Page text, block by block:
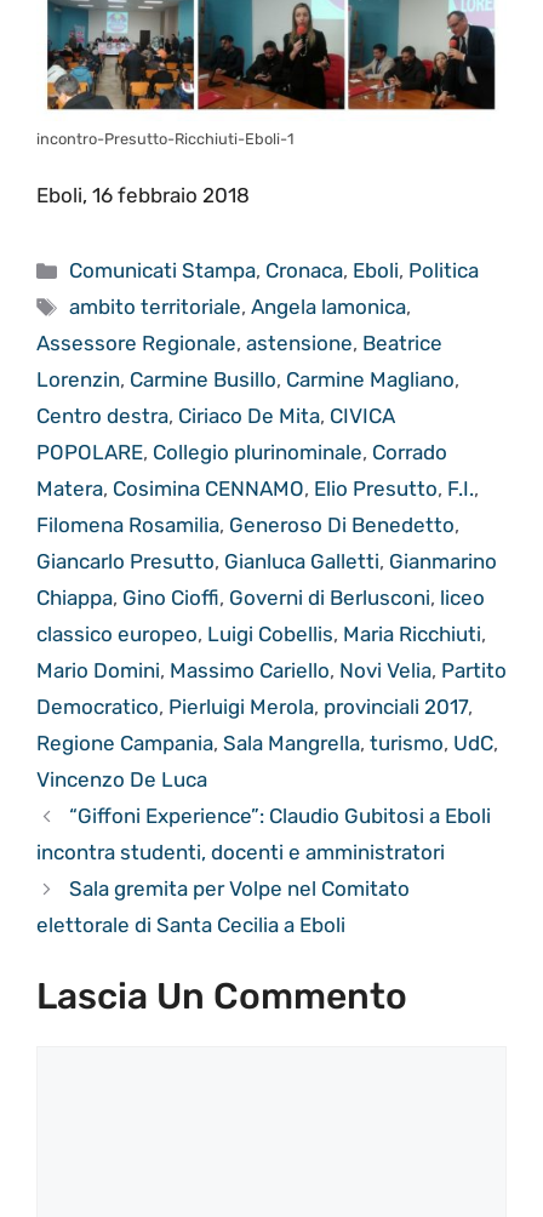
incontro-Presutto-Ricchiuti-Eboli-1
Eboli, 16 febbraio 2018
Categorie
Comunicati Stampa, Cronaca, Eboli, Politica
Tag
ambito territoriale,Angela lamonica,
Assessore Regionale, astensione, Beatrice
Lorenzin, Carmine Busillo, Carmine Magliano,
Centro destra, Ciriaco De Mita, CIVICA
POPOLARE, Collegio plurinominale, Corrado
Matera, Cosimina CENNAMO, Elio Presutto, F.I.,
Filomena Rosamilia, Generoso Di Benedetto,
Giancarlo Presutto, Gianluca Galletti, Gianmarino
Chiappa, Gino Cioffi, Governi di Berlusconi, liceo
classico europeo, Luigi Cobellis, Maria Ricchiuti,
Mario Domini, Massimo Cariello, Novi Velia, Partito
Democratico, Pierluigi Merola, provinciali 2017,
Regione Campania, Sala Mangrella, turismo, UdC,
Vincenzo De Luca
“Giffoni Experience”: Claudio Gubitosi a Eboli
incontra studenti, docenti e amministratori
Sala gremita per Volpe nel Comitato
elettorale di Santa Cecilia a Eboli
Lascia Un Commento